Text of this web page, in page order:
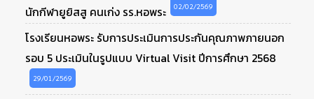
นักกีฬายูยิสสู คนเก่ง รร.หอพระ 02/02/2569
โรงเรียนหอพระ รับการประเมินการประกันคุณภาพภายนอก
รอบ 5 ประเมินในรูปแบบ Virtual Visit ปีการศึกษา 2568
29/01/2569